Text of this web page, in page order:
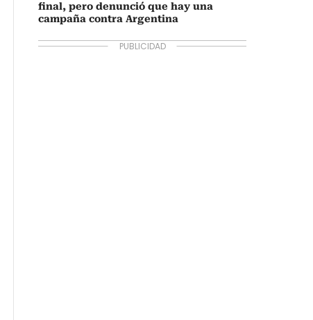
final, pero denunció que hay una
campaña contra Argentina